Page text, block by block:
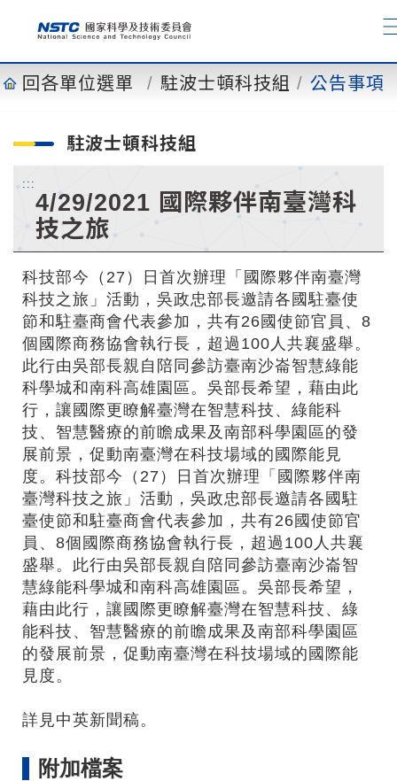
容
回各單位選單 駐波士頓科技組 公告事項
駐波士頓科技組
:::
4/29/2021 國際夥伴南臺灣科
技之旅
科技部今（27）日首次辦理「國際夥伴南臺灣
科技之旅」活動，吳政忠部長邀請各國駐臺使
節和駐臺商會代表參加，共有26國使節官員、8
個國際商務協會執行長，超過100人共襄盛舉。
此行由吳部長親自陪同參訪臺南沙崙智慧綠能
科學城和南科高雄園區。吳部長希望，藉由此
行，讓國際更瞭解臺灣在智慧科技、綠能科
技、智慧醫療的前瞻成果及南部科學園區的發
展前景，促動南臺灣在科技場域的國際能見
度。科技部今（27）日首次辦理「國際夥伴南
臺灣科技之旅」活動，吳政忠部長邀請各國駐
臺使節和駐臺商會代表參加，共有26國使節官
員、8個國際商務協會執行長，超過100人共襄
盛舉。此行由吳部長親自陪同參訪臺南沙崙智
慧綠能科學城和南科高雄園區。吳部長希望，
藉由此行，讓國際更瞭解臺灣在智慧科技、綠
能科技、智慧醫療的前瞻成果及南部科學園區
的發展前景，促動南臺灣在科技場域的國際能
見度。
詳見中英新聞稿。
附加檔案